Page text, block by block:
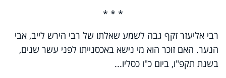
* * *
רבי אליעזר זקף גבה לשמע שאלתו של רבי הירש לייב, אבי
הנער. האם זוכר הוא מי נישא באכסנייתו לפני עשר שנים,
בשנת תקפ"ו, ביום כ"ו כסליו...